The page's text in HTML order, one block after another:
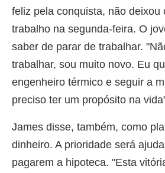
feliz pela conquista, não deixou
trabalho na segunda-feira. O
saber de parar de trabalhar.
trabalhar, sou muito novo. Eu
engenheiro térmico e seguir a
preciso ter um propósito na
James disse, também, como
dinheiro. A prioridade será
pagarem a hipoteca. "Esta